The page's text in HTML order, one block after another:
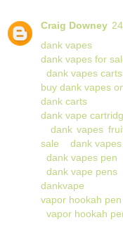
Craig Downey
dank vapes
dank vapes for
dank vapes carts
buy dank vapes
dank carts
dank vape
dank vapes
sale
dank
dank vapes pen
dank vape pens
dankvape
vapor hookah pen
vapor hookah